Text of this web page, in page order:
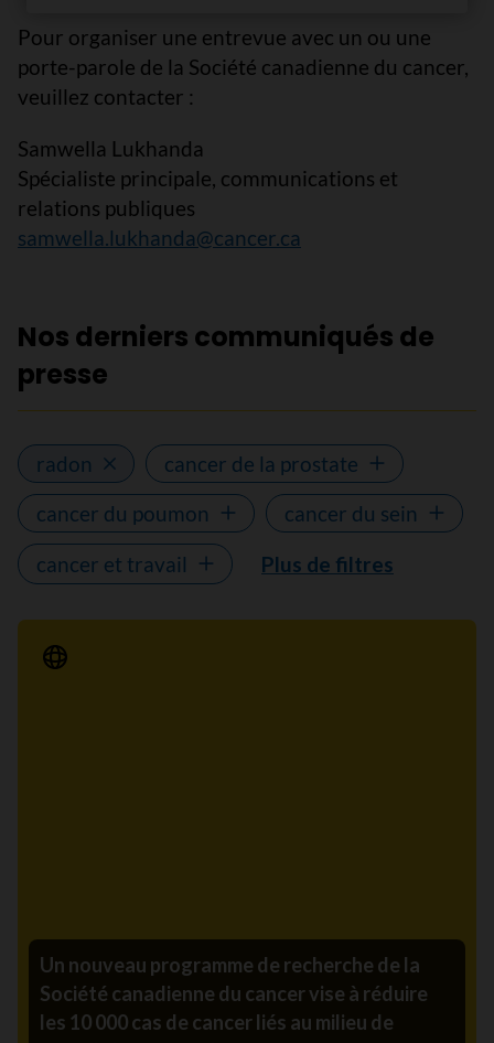
Pour organiser une entrevue avec un ou une
porte-parole de la Société canadienne du cancer,
veuillez contacter :
Samwella Lukhanda
Spécialiste principale, communications et
relations publiques
samwella.lukhanda@cancer.ca
Nos derniers communiqués de
presse
radon
cancer de la prostate
cancer du poumon
cancer du sein
cancer et travail
Plus de filtres
Communiqué de presse
Un nouveau programme de recherche de la
Société canadienne du cancer vise à réduire
les 10 000 cas de cancer liés au milieu de